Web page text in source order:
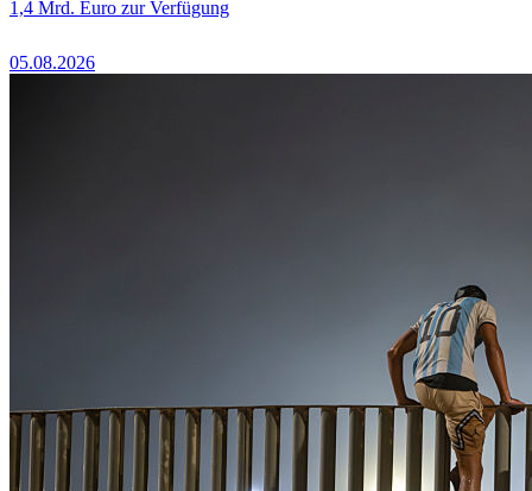
1,4 Mrd. Euro zur Verfügung
05.08.2026